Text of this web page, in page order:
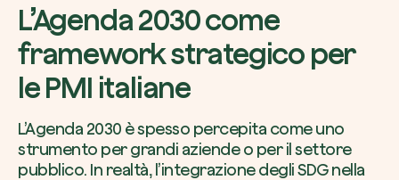
L’Agenda 2030 come
framework strategico per
le PMI italiane
L’Agenda 2030 è spesso percepita come uno
strumento per grandi aziende o per il settore
pubblico. In realtà, l’integrazione degli SDG nella